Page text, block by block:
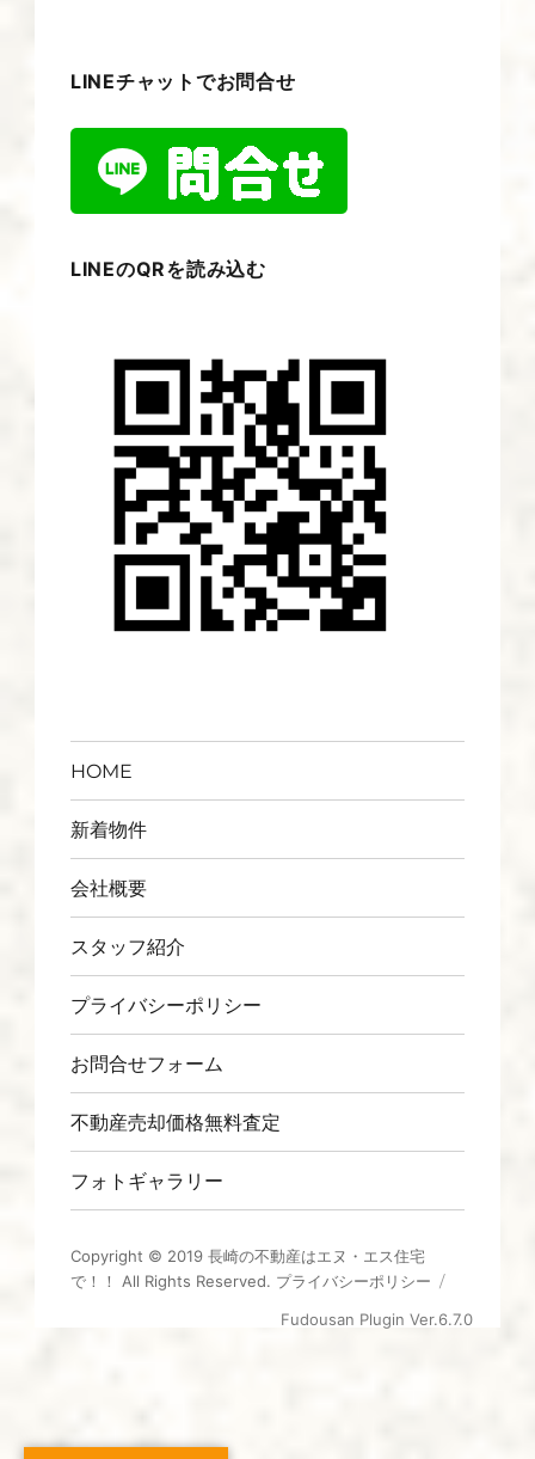
LINEチャットでお問合せ
LINEのQRを読み込む
HOME
新着物件
会社概要
スタッフ紹介
プライバシーポリシー
お問合せフォーム
不動産売却価格無料査定
フォトギャラリー
Copyright © 2019 長崎の不動産はエヌ・エス住宅
で！！
All Rights Reserved. プライバシーポリシー
Fudousan Plugin Ver.6.7.0